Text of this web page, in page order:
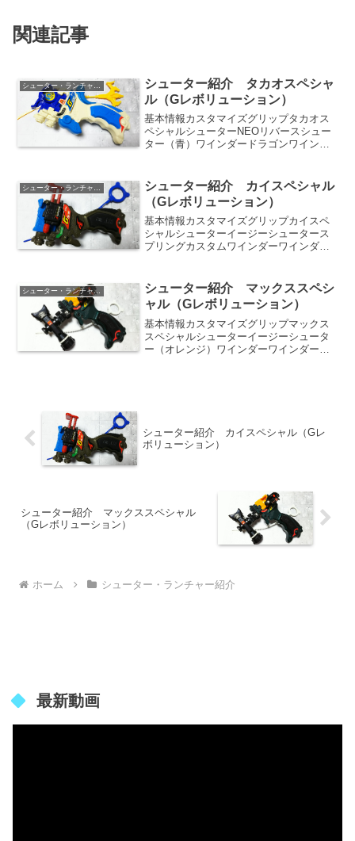
関連記事
シューター紹介 タカオスペシャ
ル（Gレボリューション）
基本情報カスタマイズグリップタカオス
ペシャルシューターNEOリバースシュー
ター（青）ワインダードラゴンワインダ
バーグリップ（ライトブルー）トリガー
グリップ（ライトブルー...
シューター・ランチャー紹介
シューター紹介 カイスペシャル
（Gレボリューション）
基本情報カスタマイズグリップカイスペ
シャルシューターイージーシュータース
プリングカスタムワインダーワインダー
ングサポート（Gバージョン）※ラバー
グリップ（ブラック）※必須...
シューター・ランチャー紹介
シューター紹介 マックススペシ
ャル（Gレボリューション）
基本情報カスタマイズグリップマックス
スペシャルシューターイージーシュータ
ー（オレンジ）ワインダーワインダー
シューター紹介 カイスペシャル（Gレ
ボリューション）
シューター紹介 マックススペシャル
（Gレボリューション）
ホーム シューター・ランチャー紹介
最新動画